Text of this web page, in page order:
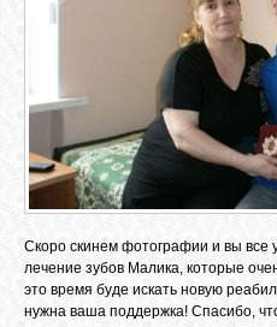
Скоро скинем фотографии и вы все
лечение зубов Малика, которые
это время буде искать новую
нужна ваша поддержка! Спасибо,